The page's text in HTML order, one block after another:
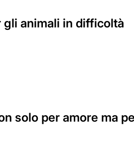
animali in difficoltà
solo per amore ma